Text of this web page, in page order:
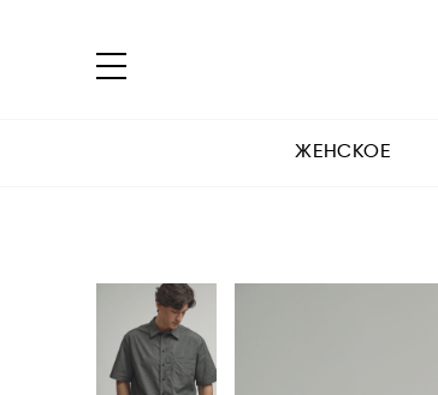
ЖЕНСКОЕ